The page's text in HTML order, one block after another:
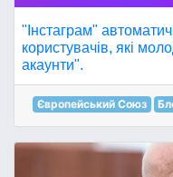
"Інстаграм"
користувачів, які
акаунти".
Європейський Союз